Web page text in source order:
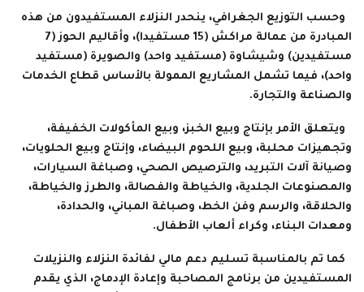
وحسب التوزيع الجغرافي، ينحدر النزلاء المستفيدون من هذه
المبادرة من عمالة مراكش (15 مستفيدا)، وأقاليم الحوز (7
مستفيدين) وشيشاوة (مستفيد واحد) والصويرة (مستفيد
واحد)، فيما تشمل المشاريع الممولة بالأساس قطاع الخدمات
والصناعة والتجارة.
ويتعلق الأمر بإنتاج وبيع الخبز، وبيع المأكولات الخفيفة،
وتجهيزات محلبة، وبيع اللحوم البيضاء، وإنتاج وبيع الحلويات،
وصيانة آلات التبريد، والترصيص الصحي، وصباغة السيارات،
والمصنوعات الجلدية، والخياطة والفصالة، والطرز والخياطة،
والحلاقة، والرسم وفن الخط، وصباغة المباني، والحدادة،
ومعدات البناء، وكراء ألعاب الأطفال.
كما تم بالمناسبة تسليم دعم مالي لفائدة النزلاء والنزيلات
المستفيدين من برنامج المصاحبة وإعادة الإدماج، الذي يقدم